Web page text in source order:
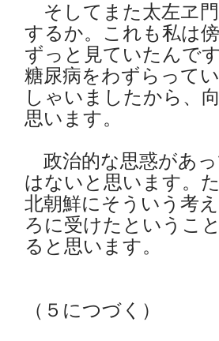
そしてまた太左ヱ
するか。これも私は
ずっと見ていたんで
糖尿病をわずらって
しゃいましたから、
思います。
政治的な思惑があ
はないと思います。
北朝鮮にそういう考
ろに受けたというこ
ると思います。
（５につづく）